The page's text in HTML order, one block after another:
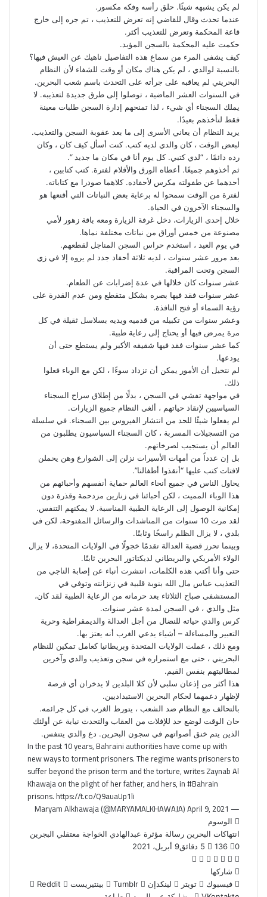
لم يكن يشبهه شيئًا. حلق رأسه وفكه مكسور.
عندما تحدث وقال للقاضي إنه تعرض للتعذيب ، تم جره إلى خارج
قاعة المحكمة وتعرض للتعذيب أكثر.
حكمت عليه المحكمة بالسجن المؤبد.
كيف يشفى المرء من سماع هذه التفاصيل ناهيك عن العيش فيها؟
بالنسبة لوالدي ، لم يكن هناك مكان أو وقت للشفاء لأن النظام
البحريني لم يعاقبه على جرأته على التحدث باسم شعب البحرين.
في السنوات العشر الماضية ، توصلوا إلى طرق جديدة لتعذيبه. لا
يملك السجناء أي شيء ، لذا تمنحهم إدارة السجن طلبات معينة
فقط لتأخذهم بعيدًا.
يريد النظام أن يعاني الأسرى إلى ما بعد عقوبة السجن والتعذيب.
لبعض الوقت ، كان والدي لديه كتب. كنت أسأل كيف كان ، وكان
رده دائمًا ، “لدي كتبي. كل يوم أنا في مكان ما جديد “.
ثم أخذوهم جميعًا. أعطاه الورق والأقلام لفترة. كتب كتابين ،
أحدهما عن طفولته مكرس لأحفاده. كلاهما صودرا مع كتاباته.
لفترة من الوقت سمحوا له برعاية بعض النباتات التي أقنعها هو
والسجناء الآخرون في الحياة.
خلال إحدى الزيارات، دخل غرفة الزيارة ومعه باقة زهور لأمي
مصنوعة من خمس أوراق من نباتات مختلفة نماها.
في يوم العيد ، استخدم حراس السجن المناجل لقطعهم.
بعد مرور عشر سنوات ، لديه ثلاثة أحفاد جدد لم يروه إلا في زي
السجن وتحت المراقبة.
عشر سنوات كان خلالها في عدة إضرابات عن الطعام.
عشر سنوات فقد فيها بصره بشكل متقطع ومن عدم القدرة على
رؤية السماء أو فتح النافذة.
وعشر سنوات من تكبيله من قدميه ويديه بسلاسل ثقيلة في كل
مرة يمرض فيها أو يحتاج إلى رعاية طبية.
كما عشر سنوات فقد فيها شقيقه الأكبر ولم يستطع حتى أن
يودعها.
لم نتخيل أن الأمور يمكن أن تزداد سوءًا ، لكن مع الوباء فعلوا
ذلك.
في مواجهة تفشي في السجن ، بدلًا من إطلاق سراح السجناء
السياسيين لإنقاذ حياتهم ، ألغى النظام جميع الزيارات.
لم يفعلوا شيئًا للحد من انتشار الفيروس بين السجناء. في سلسلة
من التسجيلات المسربة ، كان السجناء السياسيون يطلبون من
العالم أن يستجيب لصرخاتهم.
بل إن عدداً من أمهات الأسيرات نزلن إلى الشوارع وهن يحملن
لافتات كتب عليها “أنقذوا أطفالنا”.
يحاول الناس في جميع أنحاء العالم حماية أنفسهم وأحبائهم من
هذا الوباء المميت ، لكن أحبائنا في زنازين مزدحمة وقذرة دون
إمكانية الوصول إلى الرعاية الطبية المناسبة. لا يمكنهم التنفس.
لقد مرت 10 سنوات من المناشدات والرسائل المفتوحة، لكن في
بلدي ، لا يزال الظلم راسخًا وثابتًا.
وبينما تحرز قضية العدالة تقدمًا خجولًا في الولايات المتحدة، لا يزال
الولاء الأمريكي والبريطاني لديكتاتور البحرين ثابتًا.
حتى وأنا أكتب هذه الكلمات، انتشرت أنباء عن إصابة الناجي من
التعذيب عباس مال الله بنوبة قلبية في زنزانته وتوفي في
المستشفى صباح الثلاثاء بعد حرمانه من الرعاية الطبية لقد كان،
مثل والدي ، في السجن لمدة عشر سنوات.
كرس والدي حياته للنضال من أجل العدالة والديمقراطية وحرية
التعبير والمساءلة – أشياء يدعي الغرب أنه يعتز بها.
ومع ذلك ، عملت الولايات المتحدة وبريطانيا كعامل تمكين للنظام
البحريني ، حتى مع استمراره في سجن وتعذيب والدي وآخرين
لمطالبتهم بنفس القيم.
هذا أكثر من إذعان سلبي لأن كلا البلدين لا يدخران أي فرصة
لإظهار دعمهما لحكام البحرين الاستبداديين.
بالتحالف مع النظام ضد الشعب ، يتورط الغرب في كل جرائمه.
حان الوقت لوضع حد للإفلات من العقاب والتحدث نيابة عن أولئك
الذين يتم خنق أصواتهم في سجون البحرين. دع والدي يتنفس.
In the past 10 years, Bahraini authorities have come up with
new ways to torment prisoners. The regime wants prisoners to
suffer beyond the prison term and the torture, writes Zaynab Al
Khawaja on the plight of her father, and hers, in#Bahrain
prisons.https://t.co/Q9auaUp1li
— Maryam Alkhawaja (@MARYAMALKHAWAJA)
April 9, 2021
الوسوم
انتهاكات البحرين رسالة مؤثرة عبدالهادي الخواجة معتقلي البجرين
9 أبريل، 2021
0
ف
ي
س
ت
و
ي
ل
ي
ن u
ب
ن eت
شاركها
فيسبوك
تويتر لينكدإن بينتيريست